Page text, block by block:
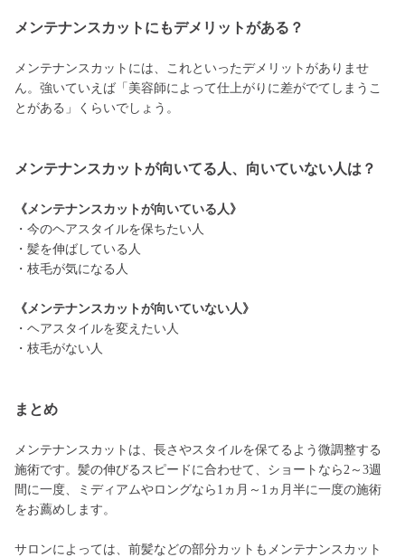
メンテナンスカットにもデメリットがある？
メンテナンスカットには、これといったデメリットがありませ
ん。強いていえば「美容師によって仕上がりに差がでてしまうこ
とがある」くらいでしょう。
メンテナンスカットが向いてる人、向いていない人は？
《メンテナンスカットが向いている人》
・今のヘアスタイルを保ちたい人
・髪を伸ばしている人
・枝毛が気になる人
《メンテナンスカットが向いていない人》
・ヘアスタイルを変えたい人
・枝毛がない人
まとめ
メンテナンスカットは、長さやスタイルを保てるよう微調整する
施術です。髪の伸びるスピードに合わせて、ショートなら2～3週
間に一度、ミディアムやロングなら1ヵ月～1ヵ月半に一度の施術
をお薦めします。
サロンによっては、前髪などの部分カットもメンテナンスカット